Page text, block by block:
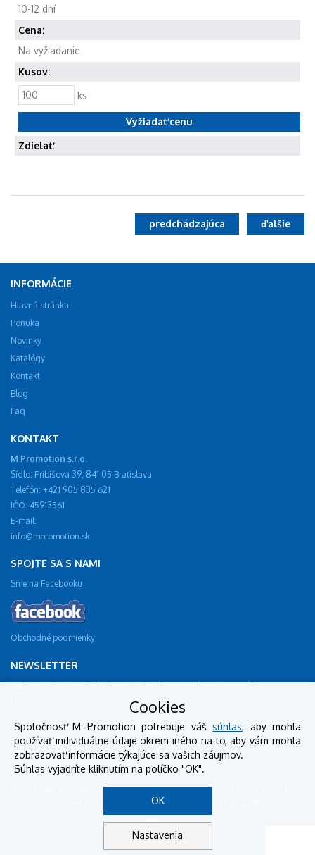
10-12 dní
Cena:
Na vyžiadanie
Kusov:
ks
Zdielať:
ďalšie
predchádzajúca
INFORMÁCIE
Hlavná stránka
Ponuka
Novinky
Katalógy
Kontakt
Blog
Faq
KONTAKT
M Promotion s.r.o.
Sídlo: Pribišova 39, 841 05 Bratislava
Telefón: +421 905 835 621
IČO: 45913561
E-mail:
info@mpromotion.sk
SPOJTE SA S NAMI
Sme na Facebooku
Obchodné podmienky
NEWSLETTER
Zadajte vašu e-mailovú adresu a dostávajte oznámenie o nových
Copyright © 2012 - 2018 mpromotion.sk - reklamné predmety, Kód
a hosting: BestSite, Design: StudioSCHNEIDER
Cookies
Spoločnosť M Promotion potrebuje vášsúhlas, aby mohla
používať individuálne údaje okrem iného na to, aby vám mohla
zobrazovať informácie týkajúce sa vašich záujmov.
Súhlas vyjadríte kliknutím na políčko "OK".
Nastavenia
OK